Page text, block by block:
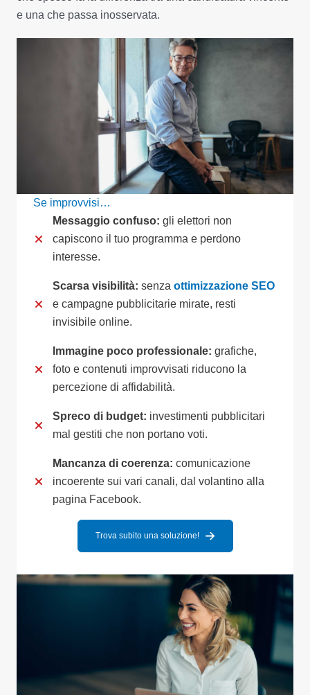
e una che passa inosservata.
Se improvvisi…
Messaggio confuso: gli elettori non
capiscono il tuo programma e perdono
interesse.
Scarsa visibilità: senza ottimizzazione SEO
e campagne pubblicitarie mirate, resti
invisibile online.
Immagine poco professionale: grafiche,
foto e contenuti improvvisati riducono la
percezione di affidabilità.
Spreco di budget: investimenti pubblicitari
mal gestiti che non portano voti.
Mancanza di coerenza: comunicazione
incoerente sui vari canali, dal volantino alla
pagina Facebook.
Trova subito una soluzione!